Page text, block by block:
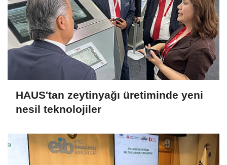
HAUS'tan zeytinyağı üretiminde yeni
nesil teknolojiler